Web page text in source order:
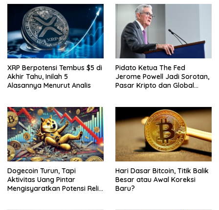
XRP Berpotensi Tembus $5 di
Akhir Tahu, Inilah 5
Alasannya Menurut Analis
Pidato Ketua The Fed
Jerome Powell Jadi Sorotan,
Pasar Kripto dan Global
Dogecoin Turun, Tapi
Aktivitas Uang Pintar
Mengisyaratkan Potensi Reli
Hari Dasar Bitcoin, Titik Balik
Besar atau Awal Koreksi
Baru?